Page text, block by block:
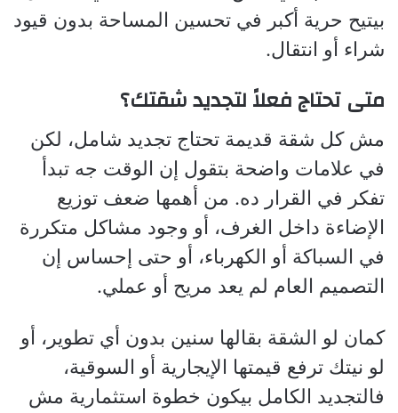
بيتيح حرية أكبر في تحسين المساحة بدون قيود
شراء أو انتقال.
متى تحتاج فعلاً لتجديد شقتك؟
مش كل شقة قديمة تحتاج تجديد شامل، لكن
في علامات واضحة بتقول إن الوقت جه تبدأ
تفكر في القرار ده. من أهمها ضعف توزيع
الإضاءة داخل الغرف، أو وجود مشاكل متكررة
في السباكة أو الكهرباء، أو حتى إحساس إن
التصميم العام لم يعد مريح أو عملي.
كمان لو الشقة بقالها سنين بدون أي تطوير، أو
لو نيتك ترفع قيمتها الإيجارية أو السوقية،
فالتجديد الكامل بيكون خطوة استثمارية مش